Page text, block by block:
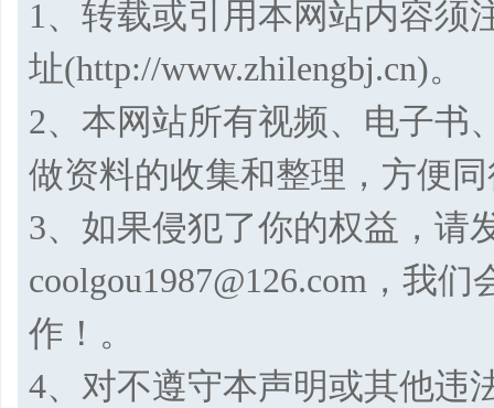
1、转载或引用本网站内容须
址(http://www.zhilengbj.cn)。
2、本网站所有视频、电子书
做资料的收集和整理，方便
3、如果侵犯了你的权益，请
coolgou1987@126.com，我
作！。
4、对不遵守本声明或其他违